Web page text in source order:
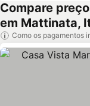
Compare
em Mattinata,
Como os pagamentos